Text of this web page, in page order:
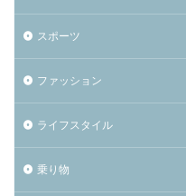
スポーツ
ファッション
ライフスタイル
乗り物